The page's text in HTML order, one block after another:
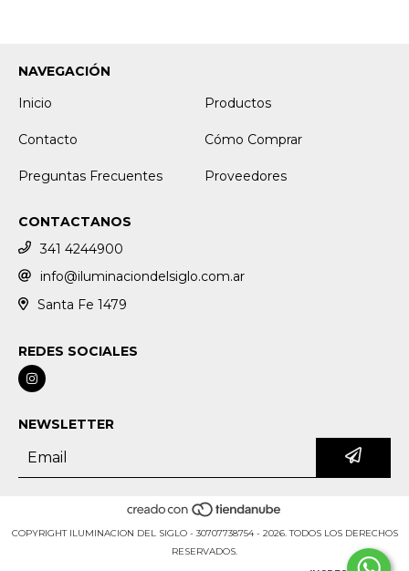
NAVEGACIÓN
Inicio
Productos
Contacto Cómo Comprar
Preguntas Frecuentes Proveedores
CONTACTANOS
341 4244900
info@iluminaciondelsiglo.com.ar
Santa Fe 1479
REDES SOCIALES
NEWSLETTER
COPYRIGHT ILUMINACION DEL SIGLO - 30707738754 - 2026. TODOS LOS DERECHOS
RESERVADOS.